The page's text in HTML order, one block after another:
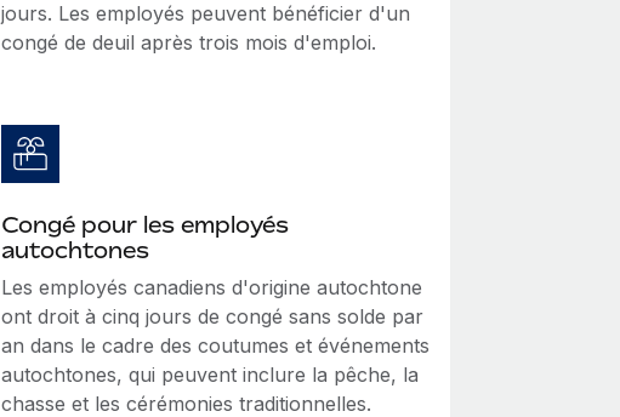
jours. Les employés peuvent bénéficier d'un
congé de deuil après trois mois d'emploi.
Congé pour les employés
autochtones
Les employés canadiens d'origine autochtone
ont droit à cinq jours de congé sans solde par
an dans le cadre des coutumes et événements
autochtones, qui peuvent inclure la pêche, la
chasse et les cérémonies traditionnelles.